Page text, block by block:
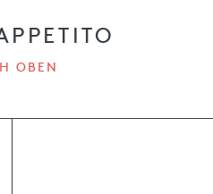
OBEN